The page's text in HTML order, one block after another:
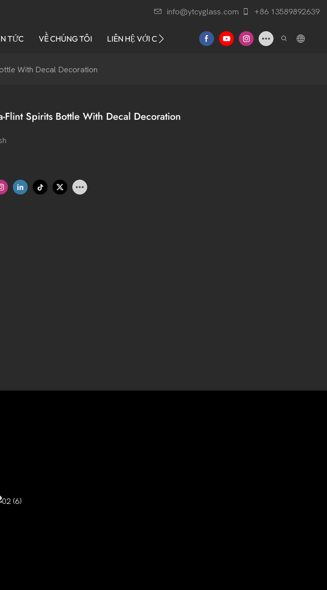
info@ytcyglass.com +86 13589892639
TỨC VỀ CHÚNG TÔI LIÊN HỆ VỚI CHÚNG TÔI
With Decal Decoration
Flint Spirits Bottle With Decal Decoration